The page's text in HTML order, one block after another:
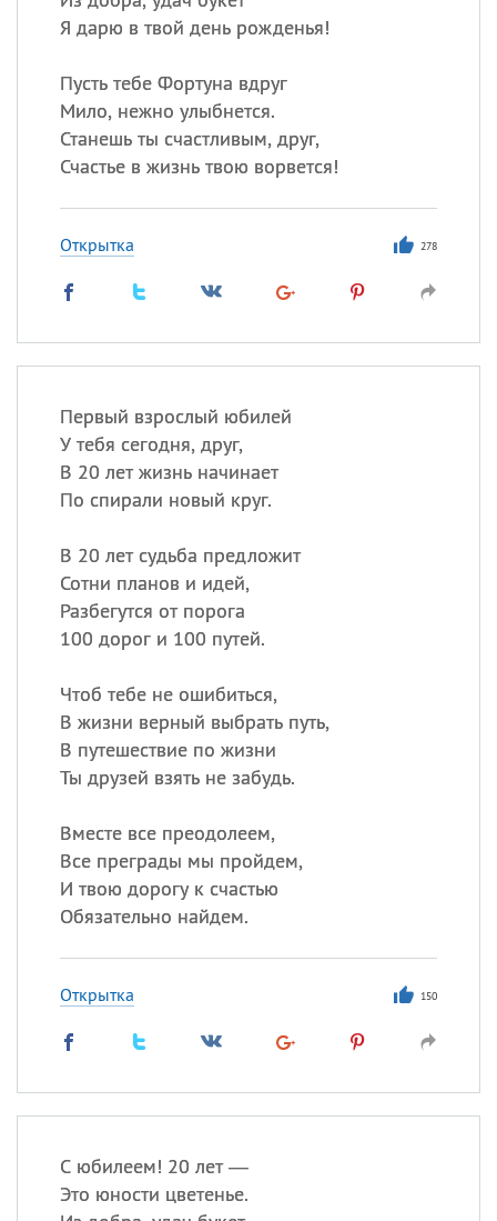
Я дарю в твой день рожденья!
Пусть тебе Фортуна вдруг
Мило, нежно улыбнется.
Станешь ты счастливым, друг,
Счастье в жизнь твою ворвется!
Открытка 278
Первый взрослый юбилей
У тебя сегодня, друг,
В 20 лет жизнь начинает
По спирали новый круг.
В 20 лет судьба предложит
Сотни планов и идей,
Разбегутся от порога
100 дорог и 100 путей.
Чтоб тебе не ошибиться,
В жизни верный выбрать путь,
В путешествие по жизни
Ты друзей взять не забудь.
Вместе все преодолеем,
Все преграды мы пройдем,
И твою дорогу к счастью
Обязательно найдем.
Открытка 150
С юбилеем! 20 лет —
Это юности цветенье.